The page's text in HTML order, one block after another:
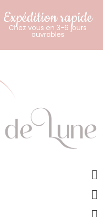
Expédition rapide
Chez vous en 3-6 jours
ouvrables